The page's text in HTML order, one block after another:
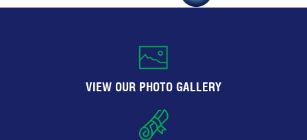
VIEW OUR PHOTO GALLERY